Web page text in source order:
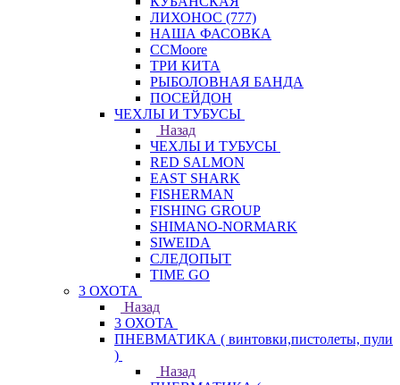
ЛИХОНОС (777)
НАША ФАСОВКА
СCMoore
ТРИ КИТА
РЫБОЛОВНАЯ БАНДА
ПОСЕЙДОН
ЧЕХЛЫ И ТУБУСЫ
Назад
ЧЕХЛЫ И ТУБУСЫ
RED SALMON
EAST SHARK
FISHERMAN
FISHING GROUP
SHIMANO-NORMARK
SIWEIDA
СЛЕДОПЫТ
TIME GO
3 ОХОТА
Назад
3 ОХОТА
ПНЕВМАТИКА ( винтовки,пистолеты, пули
)
Назад